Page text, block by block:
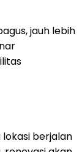
jauh lebih
berjalan